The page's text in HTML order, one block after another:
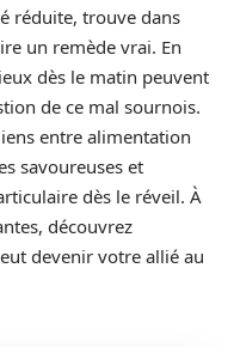
réduite, trouve dans
un remède vrai. En
dès le matin peuvent
de ce mal sournois.
entre alimentation
savoureuses et
dès le réveil. À
découvrez
devenir votre allié au